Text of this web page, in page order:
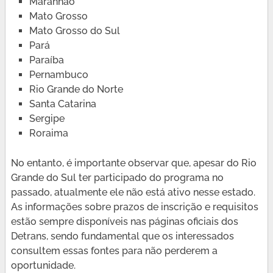
Mato Grosso
Mato Grosso do Sul
Pará
Paraíba
Pernambuco
Rio Grande do Norte
Santa Catarina
Sergipe
Roraima
No entanto, é importante observar que, apesar do Rio
Grande do Sul ter participado do programa no
passado, atualmente ele não está ativo nesse estado.
As informações sobre prazos de inscrição e requisitos
estão sempre disponíveis nas páginas oficiais dos
Detrans, sendo fundamental que os interessados
consultem essas fontes para não perderem a
oportunidade.